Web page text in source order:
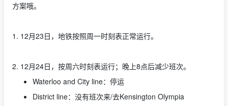
方案哦。
1. 12月23日，地铁按照周一时刻表正常运行。
2. 12月24日，按周六时刻表运行；晚上8点后减少班次。
Waterloo and City line：停运
District line：没有班次来/去Kensington Olympia